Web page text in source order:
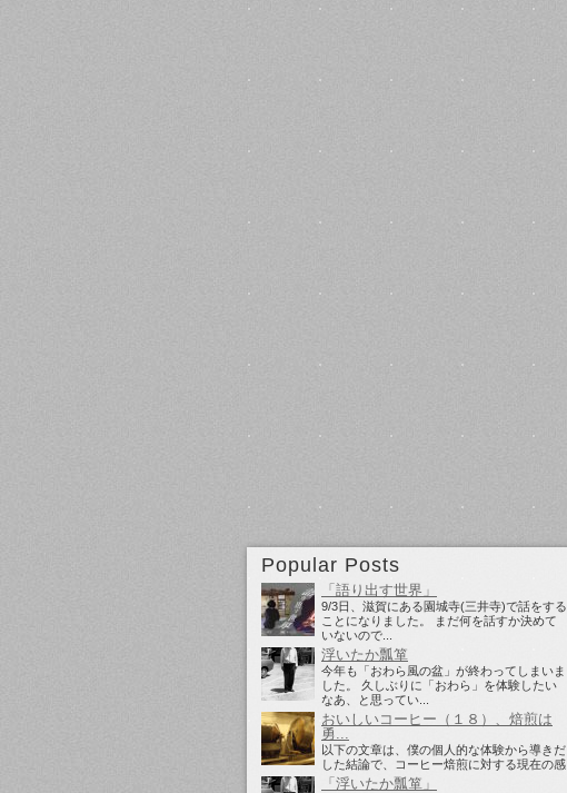
Popular Posts
「語り出す世界」
9/3日、滋賀にある園城寺(三井寺)で話をする
ことになりました。 まだ何を話すか決めて
いないので...
浮いたか瓢箪
今年も「おわら風の盆」が終わってしまいま
した。 久しぶりに「おわら」を体験したい
なあ、と思ってい...
おいしいコーヒー（１８）、焙煎は
勇...
以下の文章は、僕の個人的な体験から導きだ
した結論で、コーヒー焙煎に対する現在の感
想です。 先日も...「浮いたか瓢箪」